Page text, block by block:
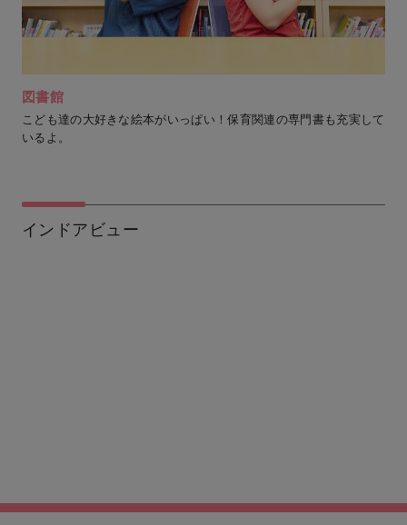
図書館
こども達の大好きな絵本がいっぱい！保育関連の専門書も充実して
いるよ。
インドアビュー